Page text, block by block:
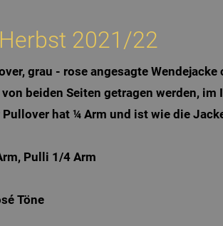
2021/22
grau - rose angesagte Wendejacke
beiden Seiten getragen werden,
hat ¼ Arm und ist wie die
Pulli 1/4 Arm
Töne